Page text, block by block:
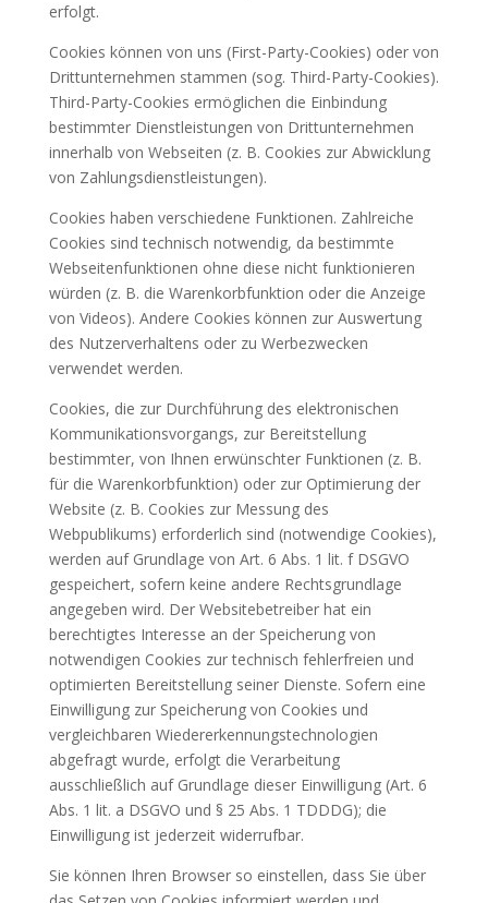
erfolgt.
Cookies können von uns (First-Party-Cookies) oder von
Drittunternehmen stammen (sog. Third-Party-Cookies).
Third-Party-Cookies ermöglichen die Einbindung
bestimmter Dienstleistungen von Drittunternehmen
innerhalb von Webseiten (z. B. Cookies zur Abwicklung
von Zahlungsdienstleistungen).
Cookies haben verschiedene Funktionen. Zahlreiche
Cookies sind technisch notwendig, da bestimmte
Webseitenfunktionen ohne diese nicht funktionieren
würden (z. B. die Warenkorbfunktion oder die Anzeige
von Videos). Andere Cookies können zur Auswertung
des Nutzerverhaltens oder zu Werbezwecken
verwendet werden.
Cookies, die zur Durchführung des elektronischen
Kommunikationsvorgangs, zur Bereitstellung
bestimmter, von Ihnen erwünschter Funktionen (z. B.
für die Warenkorbfunktion) oder zur Optimierung der
Website (z. B. Cookies zur Messung des
Webpublikums) erforderlich sind (notwendige Cookies),
werden auf Grundlage von Art. 6 Abs. 1 lit. f DSGVO
gespeichert, sofern keine andere Rechtsgrundlage
angegeben wird. Der Websitebetreiber hat ein
berechtigtes Interesse an der Speicherung von
notwendigen Cookies zur technisch fehlerfreien und
optimierten Bereitstellung seiner Dienste. Sofern eine
Einwilligung zur Speicherung von Cookies und
vergleichbaren Wiedererkennungstechnologien
abgefragt wurde, erfolgt die Verarbeitung
ausschließlich auf Grundlage dieser Einwilligung (Art. 6
Abs. 1 lit. a DSGVO und § 25 Abs. 1 TDDDG); die
Einwilligung ist jederzeit widerrufbar.
Sie können Ihren Browser so einstellen, dass Sie über